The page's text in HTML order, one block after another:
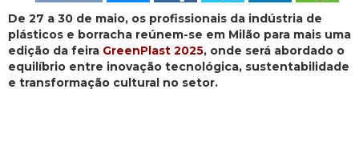
De 27 a 30 de maio, os profissionais da indústria de
plásticos e borracha reúnem-se em Milão para mais uma
edição da feira GreenPlast 2025, onde será abordado o
equilíbrio entre inovação tecnológica, sustentabilidade
e transformação cultural no setor.